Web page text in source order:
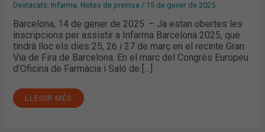
Destacats, Infarma, Notes de premsa / 15 de gener de 2025
Barcelona, 14 de gener de 2025. – Ja estan obertes les
inscripcions per assistir a Infarma Barcelona 2025, que
tindrà lloc els dies 25, 26 i 27 de març en el recinte Gran
Via de Fira de Barcelona. En el marc del Congrés Europeu
d’Oficina de Farmàcia i Saló de […]
LLEGIR MÉS